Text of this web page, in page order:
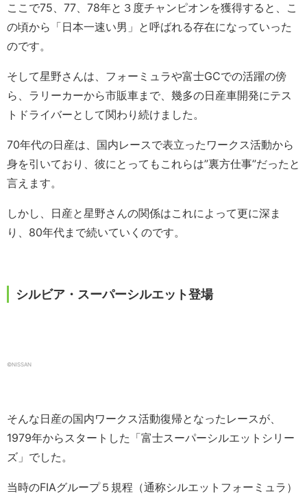
ここで75、77、78年と３度チャンピオンを獲得すると、こ
の頃から「日本一速い男」と呼ばれる存在になっていった
のです。
そして星野さんは、フォーミュラや富士GCでの活躍の傍
ら、ラリーカーから市販車まで、幾多の日産車開発にテス
トドライバーとして関わり続けました。
70年代の日産は、国内レースで表立ったワークス活動から
身を引いており、彼にとってもこれらは”裏方仕事”だったと
言えます。
しかし、日産と星野さんの関係はこれによって更に深ま
り、80年代まで続いていくのです。
シルビア・スーパーシルエット登場
©NISSAN
そんな日産の国内ワークス活動復帰となったレースが、
1979年からスタートした「富士スーパーシルエットシリー
ズ」でした。
当時のFIAグループ５規程（通称シルエットフォーミュラ）